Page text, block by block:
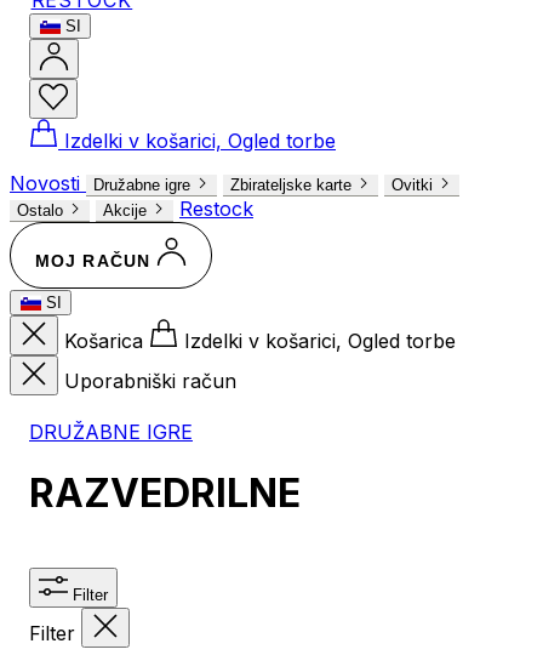
SI
Izdelki v košarici, Ogled torbe
Novosti
Družabne igre Zbirateljske karte
Ovitki
Ostalo
Akcije Restock
MOJ RAČUN
SI
Košarica
Izdelki v košarici, Ogled torbe
Uporabniški račun
DRUŽABNE IGRE
RAZVEDRILNE
Filter
Filter